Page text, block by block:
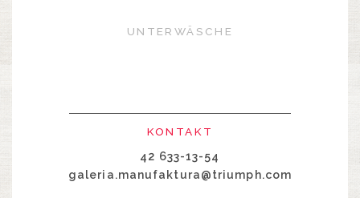
UNTERWÄSCHE
KONTAKT
42 633-13-54
galeria.manufaktura@triumph.com